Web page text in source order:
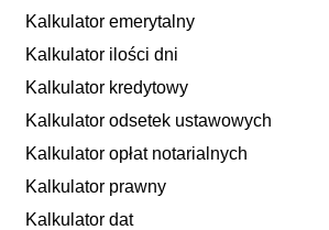
Kalkulator emerytalny
Kalkulator ilości dni
Kalkulator kredytowy
Kalkulator odsetek ustawowych
Kalkulator opłat notarialnych
Kalkulator prawny
Kalkulator dat